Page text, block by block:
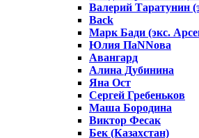
Валерий Таратунин
Back
Марк Бади (экс.
Юлия ПаNNова
Авангард
Алина Дубинина
Яна Ост
Сергей Гребеньков
Маша Бородина
Виктор Фесак
Бек (Казахстан)